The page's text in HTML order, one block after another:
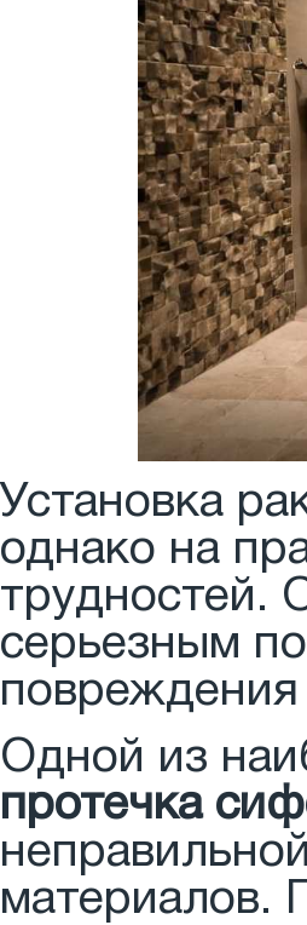
Установка
однако на
трудностей.
серьезным
Одной из
протечка
материалов.